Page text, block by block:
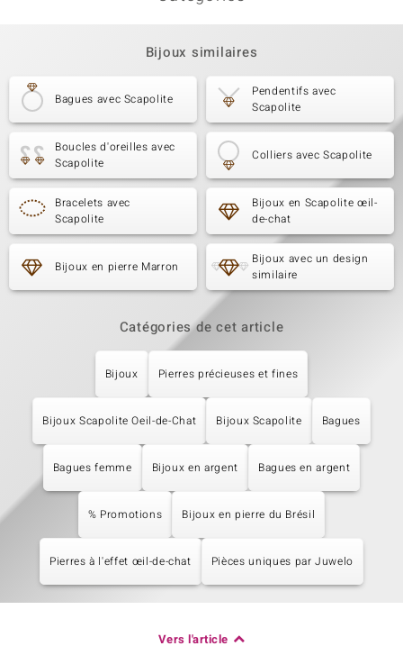
Bijoux similaires
Bagues avec Scapolite
Pendentifs avec
Scapolite
Boucles d'oreilles avec
Scapolite
Colliers avec Scapolite
Bracelets avec
Scapolite
Bijoux en Scapolite œil-
de-chat
Bijoux en pierre Marron
Bijoux avec un design
similaire
Catégories de cet article
Bijoux Pierres précieuses et fines
Bijoux Scapolite Oeil-de-Chat Bijoux Scapolite Bagues
Bagues femme Bijoux en argent Bagues en argent
% Promotions Bijoux en pierre du Brésil
Pierres à l'effet œil-de-chat Pièces uniques par Juwelo
Vers l'article